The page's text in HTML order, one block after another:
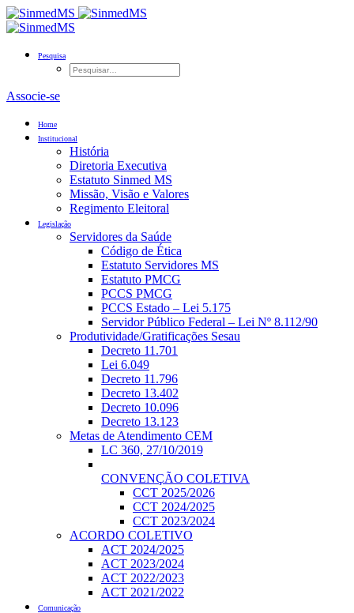
Pesquisa
Associe-se
Home
Institucional
História
Diretoria Executiva
Estatuto Sinmed MS
Missão, Visão e Valores
Regimento Eleitoral
Legislação
Servidores da Saúde
Código de Ética
Estatuto Servidores MS
Estatuto PMCG
PCCS PMCG
PCCS Estado – Lei 5.175
Servidor Público Federal – Lei Nº 8.112/90
Produtividade/Gratificações Sesau
Decreto 11.701
Lei 6.049
Decreto 11.796
Decreto 13.402
Decreto 10.096
Decreto 13.123
Metas de Atendimento CEM
LC 360, 27/10/2019
CONVENÇÃO COLETIVA
CCT 2025/2026
CCT 2024/2025
CCT 2023/2024
ACORDO COLETIVO
ACT 2024/2025
ACT 2023/2024
ACT 2022/2023
ACT 2021/2022
Comunicação